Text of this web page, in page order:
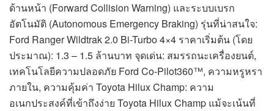
ด้านหน้า (Forward Collision Warning) และระบบเบรก
อัตโนมัติ (Autonomous Emergency Braking) รุ่นที่น่าสนใจ:
Ford Ranger Wildtrak 2.0 Bi-Turbo 4×4 ราคาเริ่มต้น (โดย
ประมาณ): 1.3 – 1.5 ล้านบาท จุดเด่น: สมรรถนะเครื่องยนต์,
เทคโนโลยีความปลอดภัย Ford Co-Pilot360™, ความหรูหรา
ภายใน, ความคุ้มค่า Toyota Hilux Champ: ความ
อเนกประสงค์ที่เข้าถึงง่าย Toyota Hilux Champ แม้จะเน้นที่